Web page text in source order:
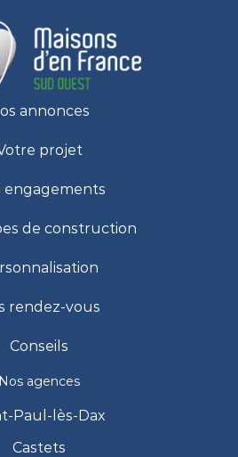
annonces
projet
engagements
de construction
rendez-vous
Conseils
Nos agences
Paul-lès-Dax
Castets